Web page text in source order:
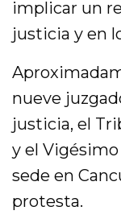
implicar un
justicia y en
nueve
justicia, el
y el
sede en
protesta.